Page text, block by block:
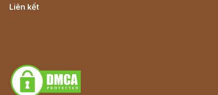
Liên kết